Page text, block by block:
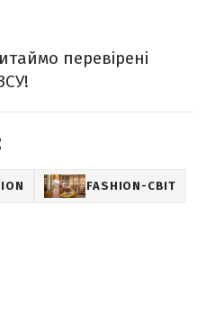
перевірені
FASHION-СВІТ